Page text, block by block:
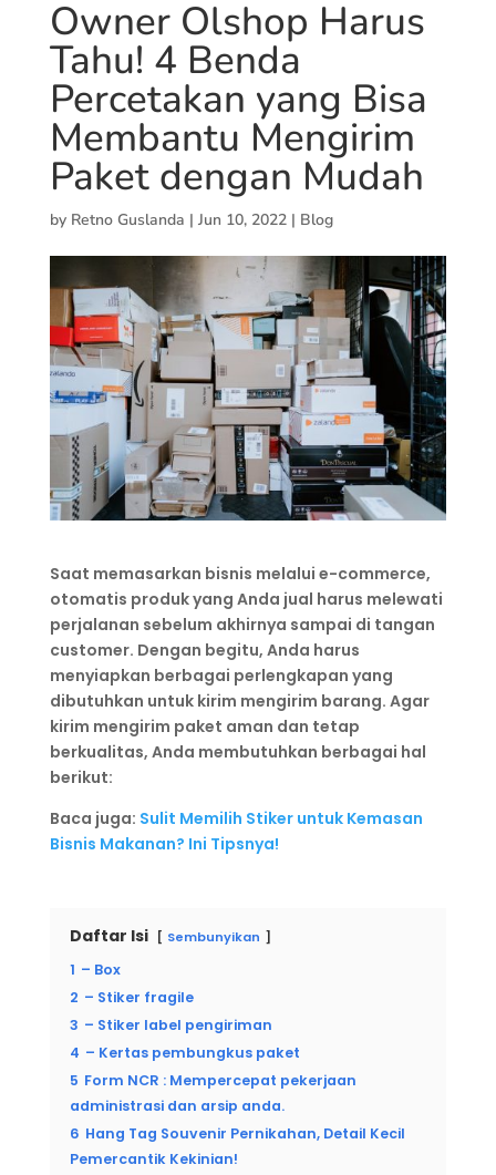
Owner Olshop Harus
Tahu! 4 Benda
Percetakan yang Bisa
Membantu Mengirim
Paket dengan Mudah
by Retno Guslanda | Jun 10, 2022| Blog
Saat memasarkan bisnis melalui e-commerce,
otomatis produk yang Anda jual harus melewati
perjalanan sebelum akhirnya sampai di tangan
customer. Dengan begitu, Anda harus
menyiapkan berbagai perlengkapan yang
dibutuhkan untuk kirim mengirim barang. Agar
kirim mengirim paket aman dan tetap
berkualitas, Anda membutuhkan berbagai hal
berikut:
Baca juga: Sulit Memilih Stiker untuk Kemasan
Bisnis Makanan? Ini Tipsnya!
Daftar Isi Sembunyikan
1 – Box
2 – Stiker fragile
3 – Stiker label pengiriman
4 – Kertas pembungkus paket
5 Form NCR : Mempercepat pekerjaan
administrasi dan arsip anda.
6 Hang Tag Souvenir Pernikahan, Detail Kecil
Pemercantik Kekinian!